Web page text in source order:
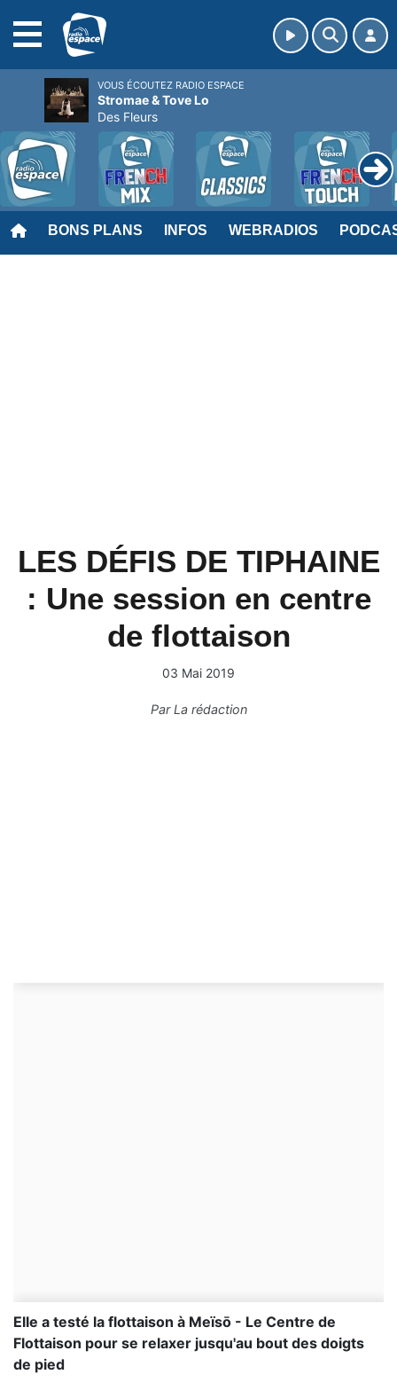
BONS PLANS INFOS WEBRADIOS
LES DÉFIS DE TIPHAINE
: Une session en centre
de flottaison
03 Mai 2019
ParLa rédaction
Elle a testé la flottaison à Meïsō - Le Centre de
Flottaison pour se relaxer jusqu'au bout des doigts
de pied
VOUS ÉCOUTEZ RADIO ESPACE
Stromae & Tove Lo
Des Fleurs